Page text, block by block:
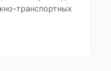
транспортных